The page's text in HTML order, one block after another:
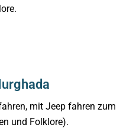
mit Jeep fahren zum
und Folklore).